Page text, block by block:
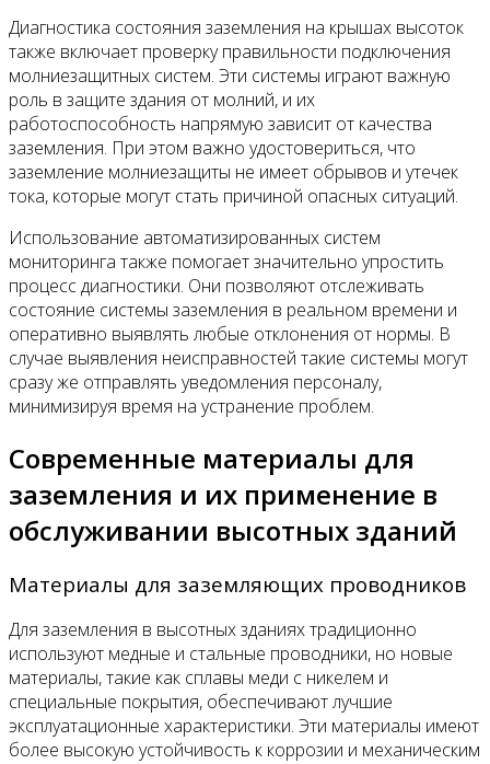
Диагностика состояния заземления на крышах высоток
также включает проверку правильности подключения
молниезащитных систем. Эти системы играют важную
роль в защите здания от молний, и их
работоспособность напрямую зависит от качества
заземления. При этом важно удостовериться, что
заземление молниезащиты не имеет обрывов и утечек
тока, которые могут стать причиной опасных ситуаций.
Использование автоматизированных систем
мониторинга также помогает значительно упростить
процесс диагностики. Они позволяют отслеживать
состояние системы заземления в реальном времени и
оперативно выявлять любые отклонения от нормы. В
случае выявления неисправностей такие системы могут
сразу же отправлять уведомления персоналу,
минимизируя время на устранение проблем.
Современные материалы для
заземления и их применение в
обслуживании высотных зданий
Материалы для заземляющих проводников
Для заземления в высотных зданиях традиционно
используют медные и стальные проводники, но новые
материалы, такие как сплавы меди с никелем и
специальные покрытия, обеспечивают лучшие
эксплуатационные характеристики. Эти материалы имеют
более высокую устойчивость к коррозии и механическим